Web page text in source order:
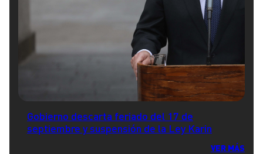
Gobierno descarta feriado del 17 de
septiembre y suspensión de la Ley Karin
VER MÁS